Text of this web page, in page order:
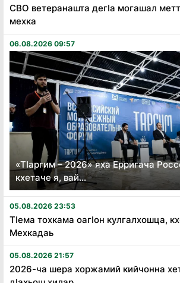
СВО ветеранашта дегӏа могашал
мехка
06.08.2026 09:57
«Тӏаргим – 2026» яха Ерригача
кхетаче я, вай...
05.08.2026 23:53
Тӏема тохкама оагӏон кулгалхошца,
Мехкадаь
05.08.2026 21:57
2026-ча шера хоржамий кийчонна